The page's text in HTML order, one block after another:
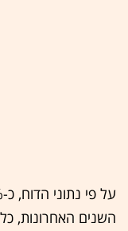
השנים האחרונות,